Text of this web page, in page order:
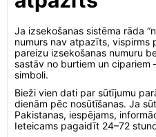
Ja izsekošanas sistēma rāda
numurs nav atpazīts, vispirms
pareizu izsekošanas numuru
sastāv no burtiem un cipariem
simboli.
Bieži vien dati par sūtījumu
dienām pēc nosūtīšanas. Ja
Pakistanas, iespējams,
Ieteicams pagaidīt 24–72